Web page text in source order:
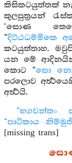
කිසිකටයුත්තක්
කුලපුත්‍රයන්
‘සොණ
“දිට්ඨධම්මිකෙ
කටයුත්තාහ.
යන මේ ආදිනයින්
කොට “සො නො
පරලොව
අර්‍ත්‍ථයි.
“භගවන්තං
“පාටිකාය
[missing trans]